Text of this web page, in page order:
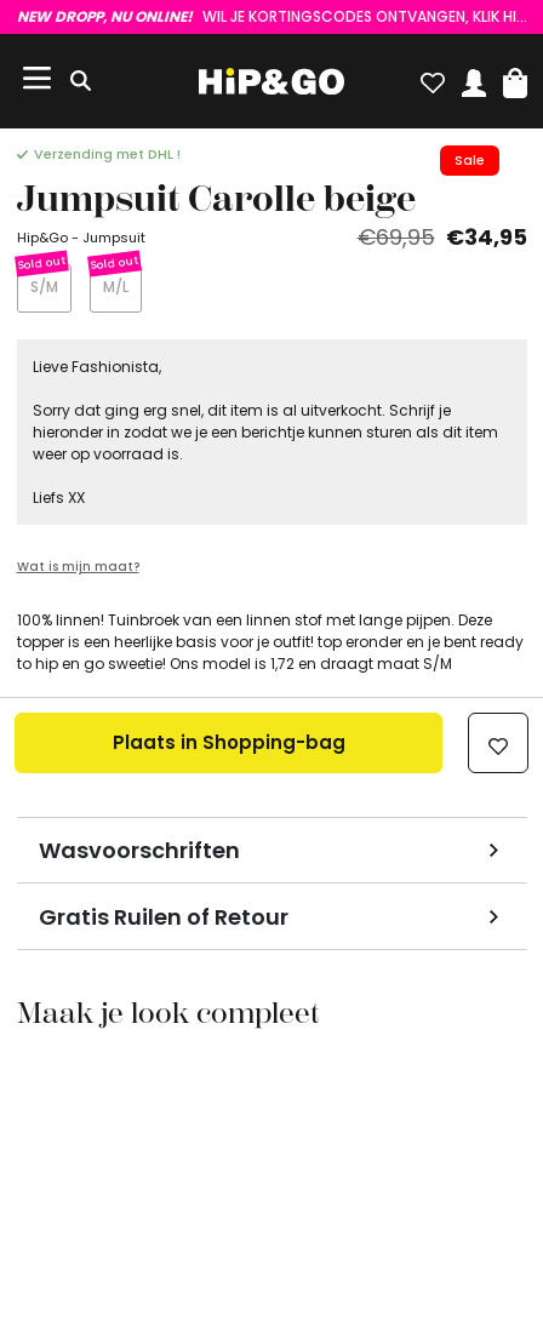
NEW DROPP, NU ONLINE! WIL JE KORTINGSCODES ONTVANGEN, KLIK HIER :)
Sale
Verzending met DHL !
Jumpsuit Carolle beige
Hip&Go - Jumpsuit €69,95 €34,95
S/M M/L
Lieve Fashionista,
Sorry dat ging erg snel, dit item is al uitverkocht. Schrijf je
hieronder in zodat we je een berichtje kunnen sturen als dit item
weer op voorraad is.
Liefs XX
Wat is mijn maat?
100% linnen! Tuinbroek van een linnen stof met lange pijpen. Deze
topper is een heerlijke basis voor je outfit! top eronder en je bent ready
to hip en go sweetie! Ons model is 1,72 en draagt maat S/M
Wasvoorschriften
Gratis Ruilen of Retour
Plaats in Shopping-bag
Maak je look compleet